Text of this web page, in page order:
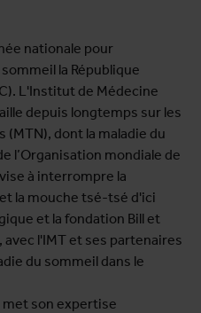
nationale pour
la République
L'Institut de Médecine
depuis longtemps sur les
dont la maladie du
l’Organisation mondiale de
à interrompre la
la mouche tsé-tsé d'ici
et la fondation Bill et
l'IMT et ses partenaires
du sommeil dans le
met son expertise